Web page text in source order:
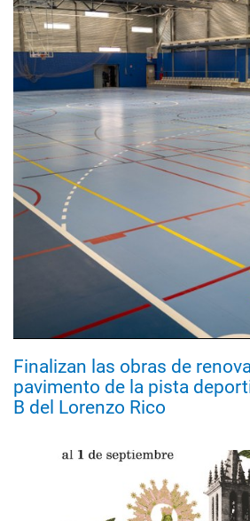
Finalizan las obras de
pavimento de la pista
B del Lorenzo Rico